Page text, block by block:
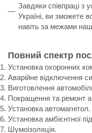
Завдяки співпраці з
Україні, ви зможете
навіть за межами
Повний спектр
Установка охоронних
Аварійне відключення
Виготовлення
Покращення та ремонт
Установка автомагнітол.
Установка амбієнтної
Шумоізоляція.